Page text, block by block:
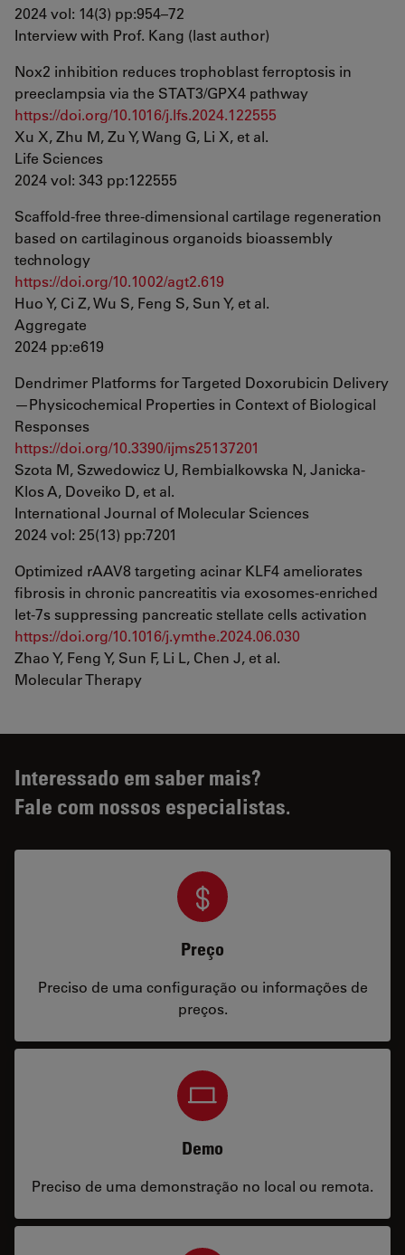
2024 vol: 14(3) pp:954–72
Interview with Prof. Kang (last author)
Nox2 inhibition reduces trophoblast ferroptosis in
preeclampsia via the STAT3/GPX4 pathway
https://doi.org/10.1016/j.lfs.2024.122555
Xu X, Zhu M, Zu Y, Wang G, Li X, et al.
Life Sciences
2024 vol: 343 pp:122555
Scaffold-free three-dimensional cartilage regeneration
based on cartilaginous organoids bioassembly
technology
https://doi.org/10.1002/agt2.619
Huo Y, Ci Z, Wu S, Feng S, Sun Y, et al.
Aggregate
2024 pp:e619
Dendrimer Platforms for Targeted Doxorubicin Delivery
—Physicochemical Properties in Context of Biological
Responses
https://doi.org/10.3390/ijms25137201
Szota M, Szwedowicz U, Rembialkowska N, Janicka-
Klos A, Doveiko D, et al.
International Journal of Molecular Sciences
2024 vol: 25(13) pp:7201
Optimized rAAV8 targeting acinar KLF4 ameliorates
fibrosis in chronic pancreatitis via exosomes-enriched
let-7s suppressing pancreatic stellate cells activation
https://doi.org/10.1016/j.ymthe.2024.06.030
Zhao Y, Feng Y, Sun F, Li L, Chen J, et al.
Molecular Therapy
Interessado em saber mais?
Fale com nossos especialistas.
Preço
Preciso de uma configuração ou informações de
preços.
Demo
Preciso de uma demonstração no local ou remota.